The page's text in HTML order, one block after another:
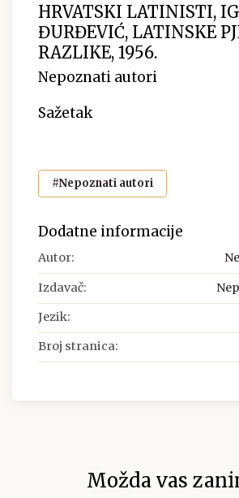
HRVATSKI LATINISTI,
ĐURĐEVIĆ, LATINSKE
RAZLIKE, 1956.
Nepoznati autori
Sažetak
#Nepoznati autori
Dodatne informacije
Autor:
Izdavač:
Jezik:
Broj stranica:
Možda vas